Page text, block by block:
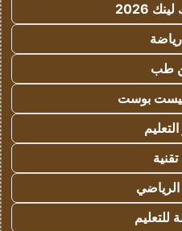
2026
طب
بوست
للتعليم